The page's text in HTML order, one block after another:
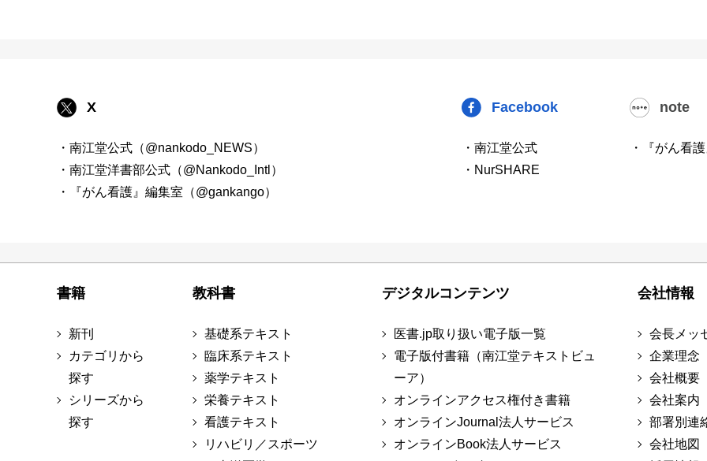
X
・南江堂公式（@nankodo_NEWS）
・南江堂洋書部公式（@Nankodo_Intl）
・『がん看護』編集室（@gankango）
Facebook
・南江堂公式
・NurSHARE
note
・『がん看
書籍
新刊
カテゴリから
探す
シリーズから
探す
教科書
基礎系テキスト
臨床系テキスト
薬学テキスト
栄養テキスト
看護テキスト
リハビリ／スポーツ
デジタルコンテンツ
医書.jp取り扱い電子版一覧
電子版付書籍（南江堂テキストビュ
ーア）
オンラインアクセス権付き書籍
オンラインJournal法人サービス
オンラインBook法人サービス
会社情報
会長メッ
企業理念
会社概要
会社案内
部署別連
会社地図